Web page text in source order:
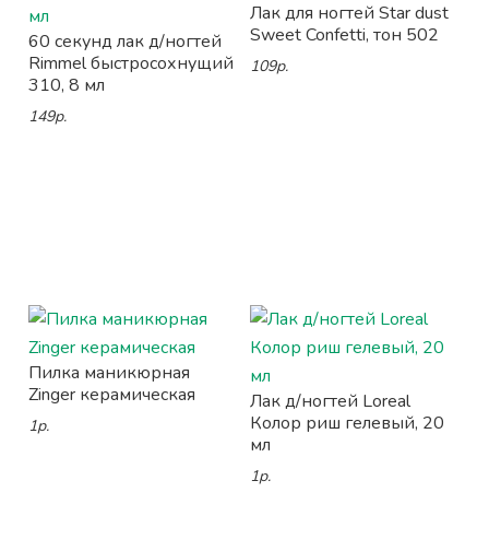
60 секунд лак д/ногтей
Rimmel быстросохнущий
310, 8 мл
149р.
Лак для ногтей Star dust
Sweet Confetti, тон 502
109р.
Пилка маникюрная
Zinger керамическая
1р.
Лак д/ногтей Loreal
Колор риш гелевый, 20
мл
1р.